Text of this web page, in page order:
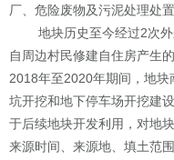
厂、危险废物及污泥处理处
地块历史至今经过2次
自周边村民修建自住房产生
2018年至2020年期间，地块
坑开挖和地下停车场开挖建
于后续地块开发利用，对地
来源时间、来源地、填土范